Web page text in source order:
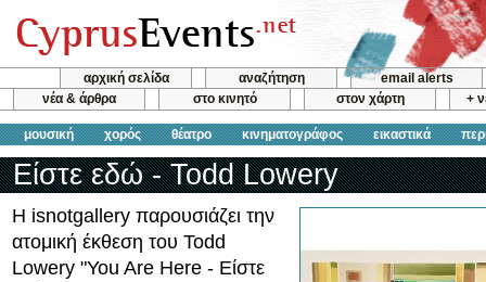
αρχική σελίδα αναζήτηση
email alerts
νέα & άρθρα
στο κινητό στον χάρτη +
μουσική χορός θέατρο κινηματογράφος εικαστικά
Είστε εδώ - Todd Lowery
Η isnotgallery παρουσιάζει την
ατομική έκθεση του Todd
Lowery "You Are Here - Είστε